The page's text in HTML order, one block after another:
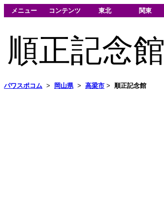
メニュー コンテンツ 東北 関東
順正記念館
パワスポコム > 岡山県> 高梁市 > 順正記念館